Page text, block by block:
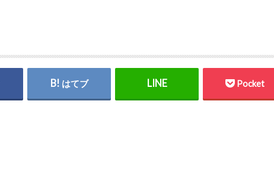
はてブ Pocket